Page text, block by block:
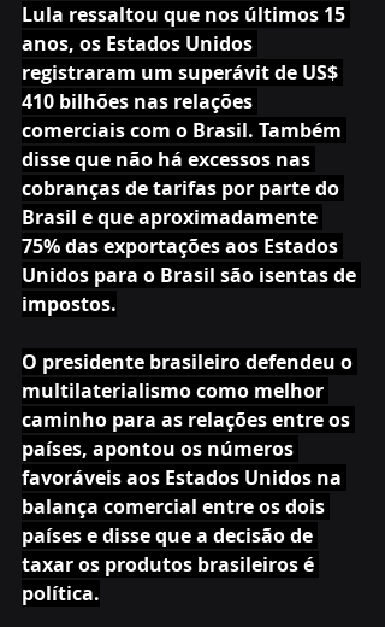
Lula ressaltou que nos últimos 15
anos, os Estados Unidos
registraram um superávit de US$
410 bilhões nas relações
comerciais com o Brasil. Também
disse que não há excessos nas
cobranças de tarifas por parte do
Brasil e que aproximadamente
75% das exportações aos Estados
Unidos para o Brasil são isentas de
impostos.
O presidente brasileiro defendeu o
multilaterialismo como melhor
caminho para as relações entre os
países, apontou os números
favoráveis aos Estados Unidos na
balança comercial entre os dois
países e disse que a decisão de
taxar os produtos brasileiros é
política.